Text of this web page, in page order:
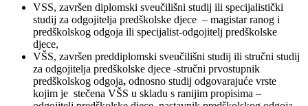
VSS, završen diplomski sveučilišni studij ili specijalistički
studij za odgojitelja predškolske djece – magistar ranog i
predškolskog odgoja ili specijalist-odgojitelj predškolske
djece,
VŠS, završen preddiplomski sveučilišni studij ili stručni studij
za odgojitelja predškolske djece -stručni prvostupnik
predškolskog odgoja, odnosno studij odgovarajuće vrste
kojim je stečena VŠS u skladu s ranijim propisima –